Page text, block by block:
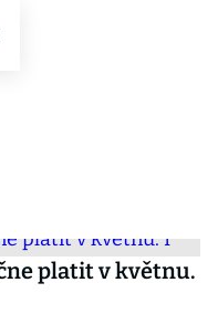
platit v květnu.